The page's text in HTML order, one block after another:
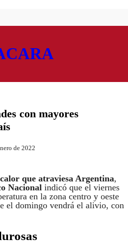
con mayores
de 2022
que atraviesa Argentina,
Nacionalindicó que el viernes
en la zona centro y oeste
el domingo vendrá el alivio, con